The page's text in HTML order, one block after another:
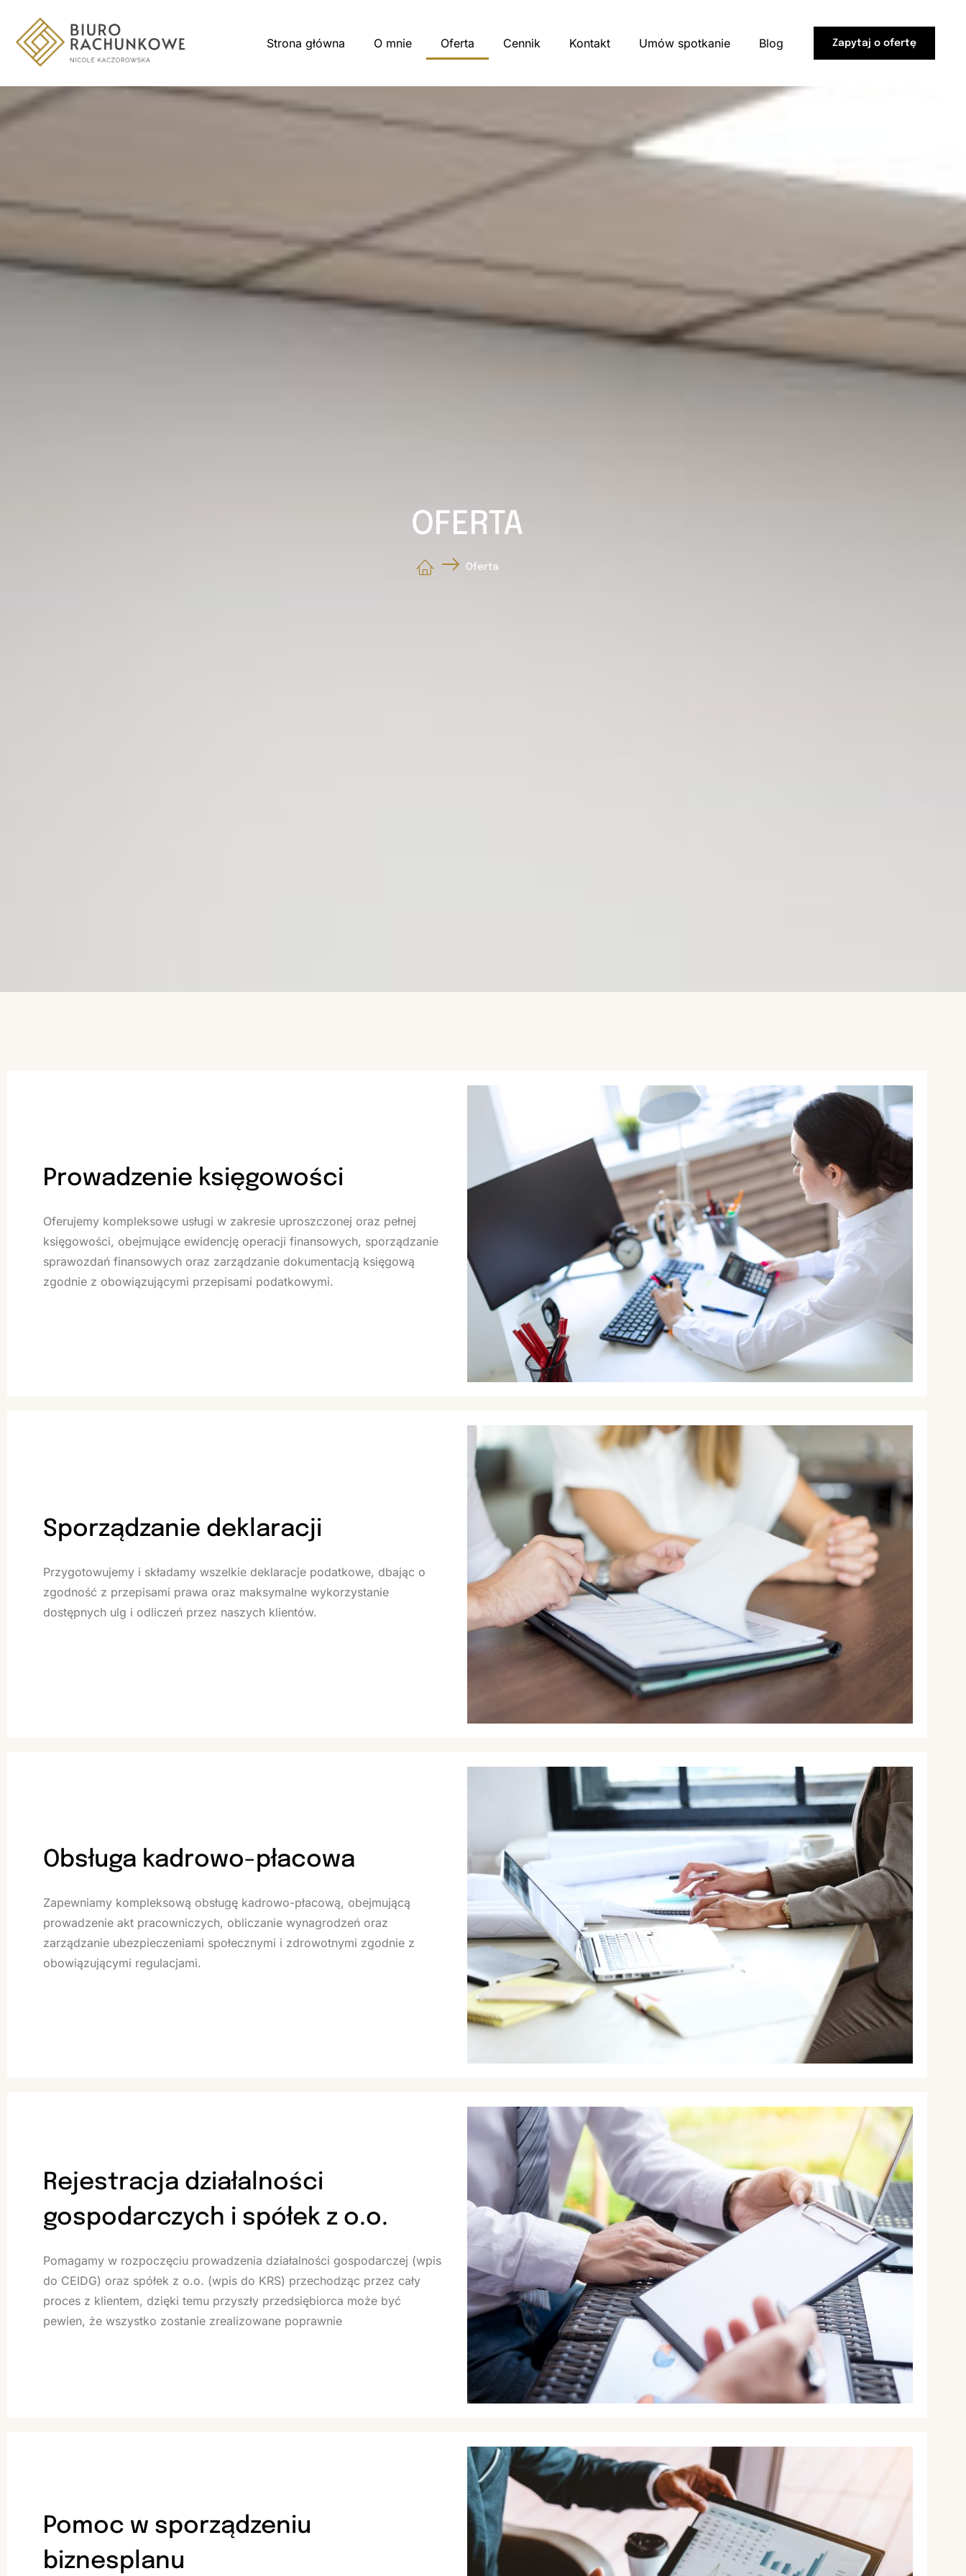
Strona główna O mnie Oferta Cennik Kontakt Umów spotkanie Blog Zapytaj o ofertę
OFERTA
Oferta
Prowadzenie księgowości
Oferujemy kompleksowe usługi w zakresie uproszczonej oraz pełnej
księgowości, obejmujące ewidencję operacji finansowych, sporządzanie
sprawozdań finansowych oraz zarządzanie dokumentacją księgową
zgodnie z obowiązującymi przepisami podatkowymi.
Sporządzanie deklaracji
Przygotowujemy i składamy wszelkie deklaracje podatkowe, dbając o
zgodność z przepisami prawa oraz maksymalne wykorzystanie
dostępnych ulg i odliczeń przez naszych klientów.
Obsługa kadrowo-płacowa
Zapewniamy kompleksową obsługę kadrowo-płacową, obejmującą
prowadzenie akt pracowniczych, obliczanie wynagrodzeń oraz
zarządzanie ubezpieczeniami społecznymi i zdrowotnymi zgodnie z
obowiązującymi regulacjami.
Rejestracja działalności
gospodarczych i spółek z o.o.
Pomagamy w rozpoczęciu prowadzenia działalności gospodarczej (wpis
do CEIDG) oraz spółek z o.o. (wpis do KRS) przechodząc przez cały
proces z klientem, dzięki temu przyszły przedsiębiorca może być
pewien, że wszystko zostanie zrealizowane poprawnie
Pomoc w sporządzeniu
biznesplanu